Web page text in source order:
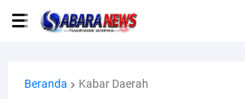
Beranda Kabar Daerah